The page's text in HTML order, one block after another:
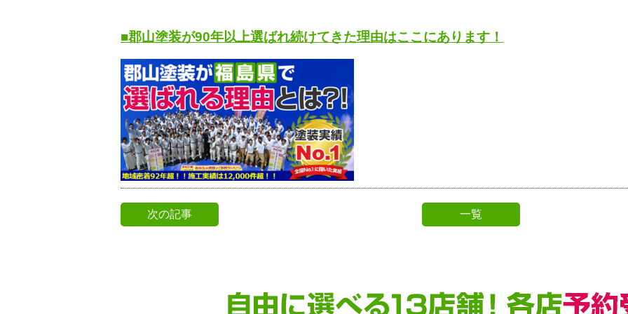
■郡山塗装が90年以上選ばれ続けてきた理由はここにあります！
次の記事 一覧